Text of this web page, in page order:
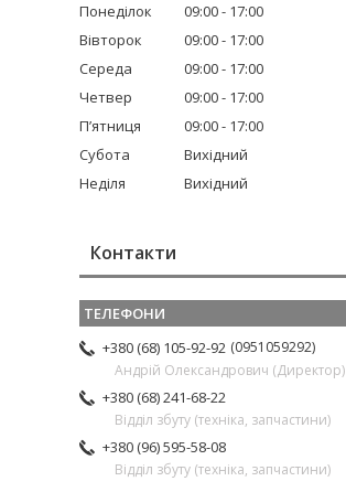
Понеділок 09:00
17:00
Вівторок
09:00
17:00
Середа
09:00
17:00
Четвер
09:00
17:00
Пʼятниця
09:00
17:00
Субота
Вихідний
Неділя
Вихідний
Контакти
+380 (68) 105-92-92 0951059292
Андрій Олександрович (Директор)
+380 (68) 241-68-22
Відділ збуту (техніка, запчастини)
+380 (96) 595-58-08
Відділ збуту (техніка, запчастини)